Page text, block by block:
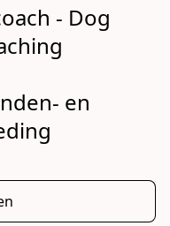
- Dog
en